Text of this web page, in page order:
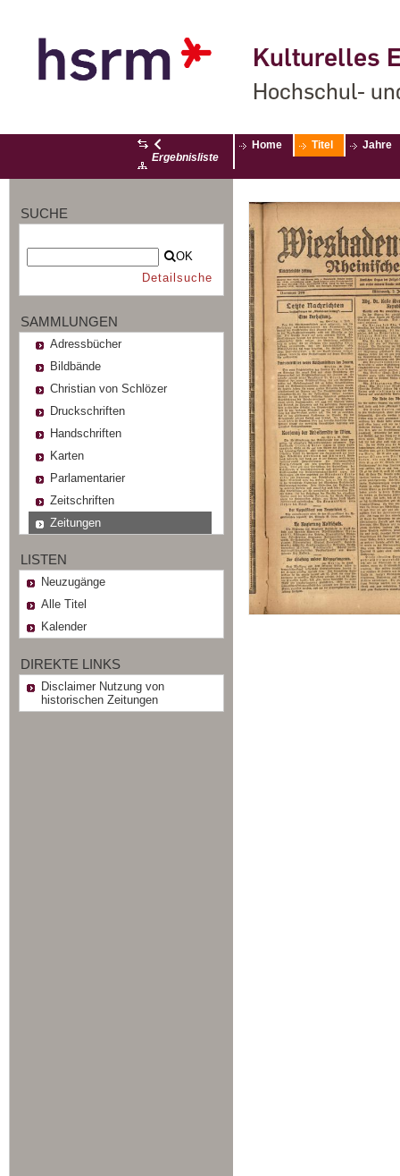
Kulturelles
Hochschul-
Ergebnisliste
Home Titel Jahre
SUCHE
OK
Detailsuche
SAMMLUNGEN
Adressbücher
Bildbände
Christian von Schlözer
Druckschriften
Handschriften
Karten
Parlamentarier
Zeitschriften
Zeitungen
LISTEN
Neuzugänge
Alle Titel
Kalender
DIREKTE LINKS
Disclaimer Nutzung von
historischen Zeitungen